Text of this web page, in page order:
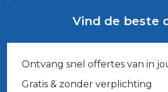
Vind de beste
Ontvang snel offertes van in
Gratis & zonder verplichting